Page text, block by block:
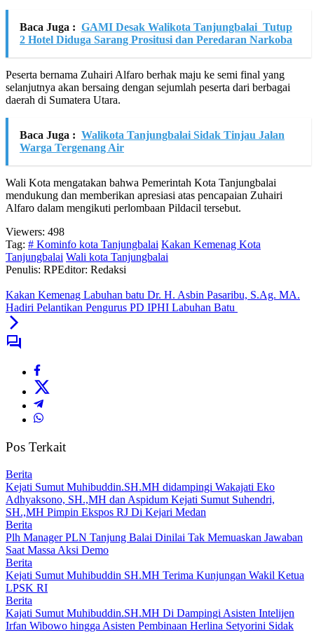
Baca Juga : GAMI Desak Walikota Tanjungbalai Tutup
2 Hotel Diduga Sarang Prositusi dan Peredaran Narkoba
Peserta bernama Zuhairi Alfaro berhak maju ke semi final yang
selanjutnya akan bersaing dengan sejumlah peserta dari berbagai
daerah di Sumatera Utara.
Baca Juga : Walikota Tanjungbalai Sidak Tinjau Jalan
Warga Tergenang Air
Wali Kota mengatakan bahwa Pemerintah Kota Tanjungbalai
mendukung dan memberikan apresiasi atas pencapaian Zuhairi
Alfaro dalam mengikuti perlombaan Pildacil tersebut.
Viewers: 498
Tag: # Kominfo kota Tanjungbalai Kakan Kemenag Kota
Tanjungbalai Wali kota Tanjungbalai
Penulis: RPEditor: Redaksi
Kakan Kemenag Labuhan batu Dr. H. Asbin Pasaribu, S.Ag. MA.
Hadiri Pelantikan Pengurus PD IPHI Labuhan Batu
Pos Terkait
Berita
Kejati Sumut Muhibuddin.SH.MH didampingi Wakajati Eko
Adhyaksono, SH.,MH dan Aspidum Kejati Sumut Suhendri,
SH.,MH Pimpin Ekspos RJ Di Kejari Medan
Berita
Plh Manager PLN Tanjung Balai Dinilai Tak Memuaskan Jawaban
Saat Massa Aksi Demo
Berita
Kejati Sumut Muhibuddin SH.MH Terima Kunjungan Wakil Ketua
LPSK RI
Berita
Kajati Sumut Muhibuddin.SH.MH Di Dampingi Asisten Intelijen
Irfan Wibowo hingga Asisten Pembinaan Herlina Setyorini Sidak